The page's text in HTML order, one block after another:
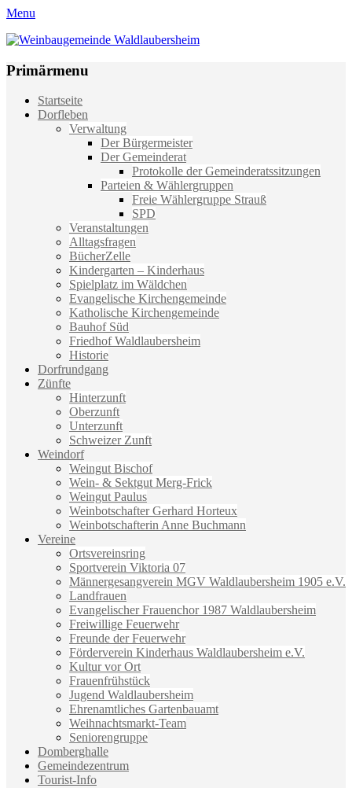
Menu
Weinbaugemeinde Waldlaubersheim
Primärmenu
Weiter
zum
Startseite
Dorfleben
Verwaltung
Der Bürgermeister
Der Gemeinderat
Protokolle der Gemeinderatssitzungen
Parteien & Wählergruppen
Freie Wählergruppe Strauß
SPD
Veranstaltungen
Alltagsfragen
BücherZelle
Kindergarten – Kinderhaus
Spielplatz im Wäldchen
Evangelische Kirchengemeinde
Katholische Kirchengemeinde
Bauhof Süd
Friedhof Waldlaubersheim
Historie
Dorfrundgang
Zünfte
Hinterzunft
Oberzunft
Unterzunft
Schweizer Zunft
Weindorf
Weingut Bischof
Wein- & Sektgut Merg-Frick
Weingut Paulus
Weinbotschafter Gerhard Horteux
Weinbotschafterin Anne Buchmann
Vereine
Ortsvereinsring
Sportverein Viktoria 07
Männergesangverein MGV Waldlaubersheim 1905 e.V.
Landfrauen
Evangelischer Frauenchor 1987 Waldlaubersheim
Freiwillige Feuerwehr
Freunde der Feuerwehr
Förderverein Kinderhaus Waldlaubersheim e.V.
Kultur vor Ort
Frauenfrühstück
Jugend Waldlaubersheim
Ehrenamtliches Gartenbauamt
Weihnachtsmarkt-Team
Seniorengruppe
Domberghalle
Gemeindezentrum
Tourist-Info